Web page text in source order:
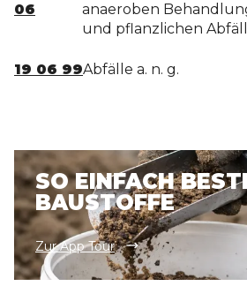
06
anaeroben
und pflanzlichen
19 06 99Abfälle a. n. g.
SO EINFACH
BAUSTOFFE
Zur App Tour